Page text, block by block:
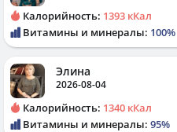
Калорийность: 1393 кКал
Витамины и минералы: 100%
Элина
2026-08-04
Калорийность: 1340 кКал
Витамины и минералы: 95%